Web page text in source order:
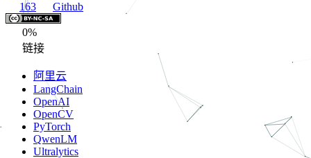
163
Github
0%
链接
阿里云
LangChain
OpenAI
OpenCV
PyTorch
QwenLM
Ultralytics